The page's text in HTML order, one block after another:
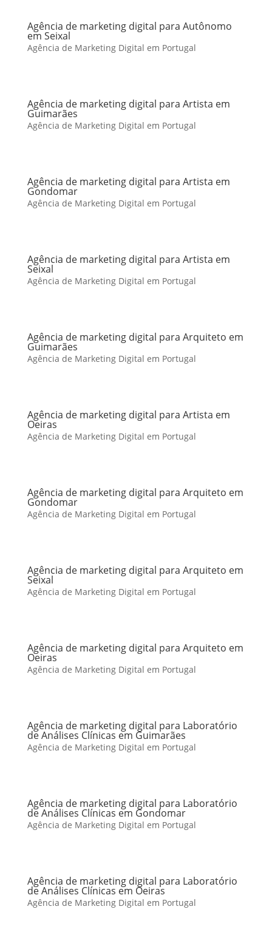
Agência de marketing digital para Autônomo
em Seixal
Agência de Marketing Digital em Portugal
Agência de marketing digital para Artista em
Guimarães
Agência de Marketing Digital em Portugal
Agência de marketing digital para Artista em
Gondomar
Agência de Marketing Digital em Portugal
Agência de marketing digital para Artista em
Seixal
Agência de Marketing Digital em Portugal
Agência de marketing digital para Arquiteto em
Guimarães
Agência de Marketing Digital em Portugal
Agência de marketing digital para Artista em
Oeiras
Agência de Marketing Digital em Portugal
Agência de marketing digital para Arquiteto em
Gondomar
Agência de Marketing Digital em Portugal
Agência de marketing digital para Arquiteto em
Seixal
Agência de Marketing Digital em Portugal
Agência de marketing digital para Arquiteto em
Oeiras
Agência de Marketing Digital em Portugal
Agência de marketing digital para Laboratório
de Análises Clínicas em Guimarães
Agência de Marketing Digital em Portugal
Agência de marketing digital para Laboratório
de Análises Clínicas em Gondomar
Agência de Marketing Digital em Portugal
Agência de marketing digital para Laboratório
de Análises Clínicas em Oeiras
Agência de Marketing Digital em Portugal